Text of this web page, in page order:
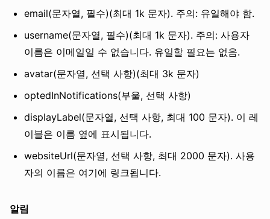
email(문자열, 필수)(최대 1k 문자). 주의: 유일해야 함.
username(문자열, 필수)(최대 1k 문자). 주의: 사용자
이름은 이메일일 수 없습니다. 유일할 필요는 없음.
avatar(문자열, 선택 사항)(최대 3k 문자)
optedInNotifications(부울, 선택 사항)
displayLabel(문자열, 선택 사항, 최대 100 문자). 이 레
이블은 이름 옆에 표시됩니다.
websiteUrl(문자열, 선택 사항, 최대 2000 문자). 사용
자의 이름은 여기에 링크됩니다.
알림